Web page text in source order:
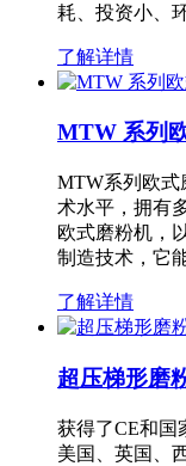
耗、投资小、
了解详情
MTW 系列
MTW系列欧式
术水平，拥有
欧式磨粉机，
制造技术，它
了解详情
超压梯形磨
获得了CE和国
美国、英国、